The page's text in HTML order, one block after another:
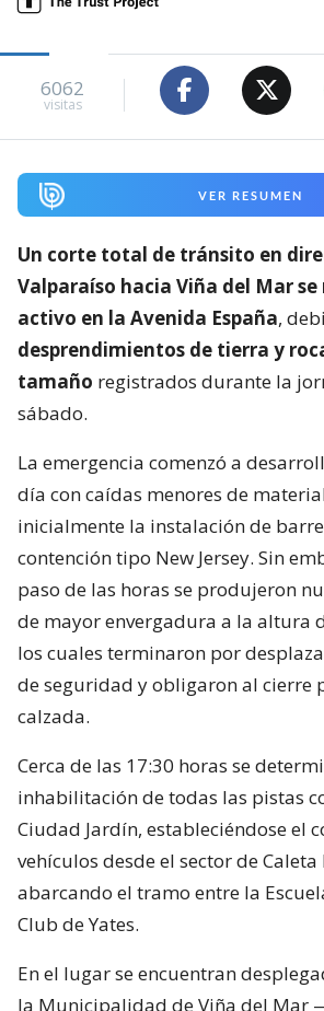
6062
visitas
VER RESUMEN
Un corte total de tránsito en
Valparaíso hacia Viña del Mar
activo en la Avenida España,
desprendimientos de tierra y
tamaño registrados durante la
sábado.
La emergencia comenzó a
día con caídas menores de
inicialmente la instalación de
contención tipo New Jersey. Sin
paso de las horas se produjeron
de mayor envergadura a la altura
los cuales terminaron por
de seguridad y obligaron al cierre
calzada.
Cerca de las 17:30 horas se
inhabilitación de todas las pistas
Ciudad Jardín, estableciéndose el
vehículos desde el sector de Caleta
abarcando el tramo entre la
Club de Yates.
En el lugar se encuentran
la Municipalidad de Viña del Mar